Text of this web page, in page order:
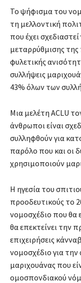
Το ψήφισμα του
τη μελλοντική
που έχει
μεταρρύθμισης της
φυλετικής
συλλήψεις
43% όλων των
Μια μελέτη ACLU
άνθρωποι είναι
συλληφθούν για
παρόλο που και οι
χρησιμοποιούν
Η ηγεσία του
προοδευτικούς το
νομοσχέδιο που θα
θα επεκτείνει την
επιχειρήσεις
νομοσχέδιο για
μαριχουάνας που
ομοσπονδιακού